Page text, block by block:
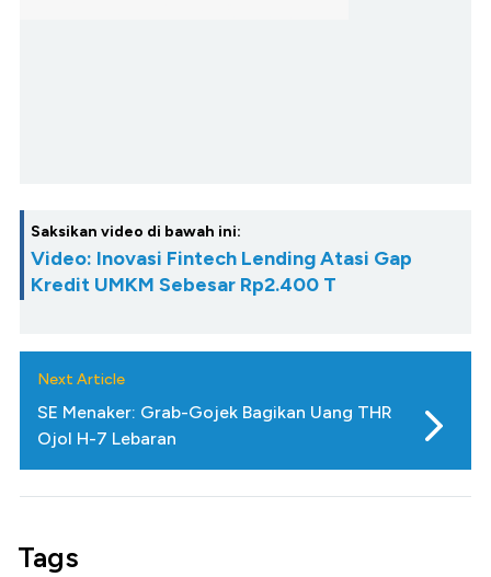
Saksikan video di bawah ini:
Video: Inovasi Fintech Lending Atasi Gap
Kredit UMKM Sebesar Rp2.400 T
Next Article
SE Menaker: Grab-Gojek Bagikan Uang THR
Ojol H-7 Lebaran
Tags